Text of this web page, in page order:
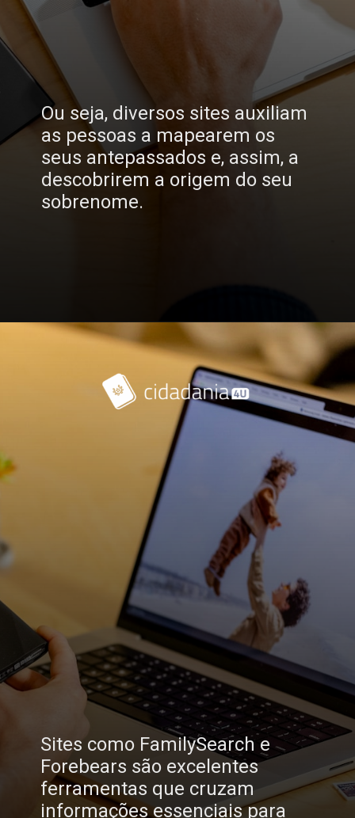
Ou seja, diversos sites auxiliam
as pessoas a mapearem os
seus antepassados e, assim, a
descobrirem a origem do seu
sobrenome.
Sites como FamilySearch e
Forebears são excelentes
ferramentas que cruzam
informações essenciais para